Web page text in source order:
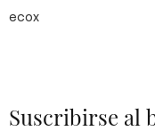
ecox
Suscribirse al